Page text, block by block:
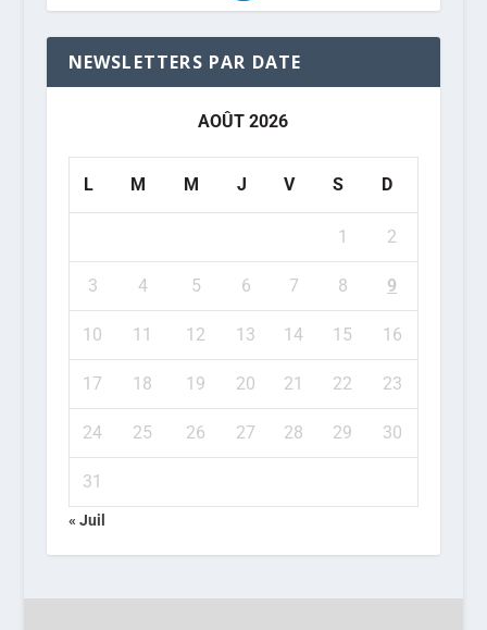
NEWSLETTERS PAR DATE
AOÛT 2026
L M M J V S D
1 2
3 4 5 6 7 8 9
10 11 12 13 14 15 16
17 18 19 20 21 22 23
24 25 26 27 28 29 30
31
« Juil